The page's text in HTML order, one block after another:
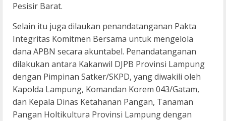
Pesisir Barat.
Selain itu juga dilaukan penandatanganan Pakta
Integritas Komitmen Bersama untuk mengelola
dana APBN secara akuntabel. Penandatanganan
dilakukan antara Kakanwil DJPB Provinsi Lampung
dengan Pimpinan Satker/SKPD, yang diwakili oleh
Kapolda Lampung, Komandan Korem 043/Gatam,
dan Kepala Dinas Ketahanan Pangan, Tanaman
Pangan Holtikultura Provinsi Lampung dengan